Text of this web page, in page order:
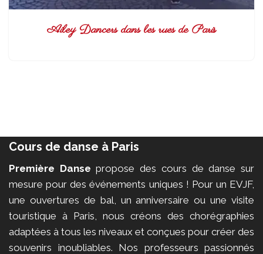
Ailey Dancers dans les rues de Paris
Cours de danse à Paris
Première Danse propose des cours de danse sur
mesure pour des événements uniques ! Pour un EVJF,
une ouvertures de bal, un anniversaire ou une visite
touristique à Paris, nous créons des chorégraphies
adaptées à tous les niveaux et conçues pour créer des
souvenirs inoubliables. Nos professeurs passionnés